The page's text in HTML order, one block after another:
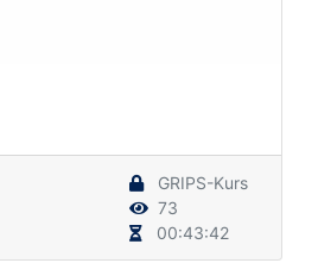
GRIPS-Kurs
73
00:43:42